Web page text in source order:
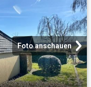
Foto anschauen